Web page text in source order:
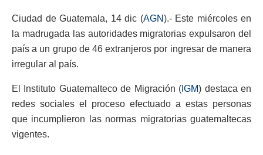
Ciudad de Guatemala, 14 dic (AGN).- Este miércoles en
la madrugada las autoridades migratorias expulsaron del
país a un grupo de 46 extranjeros por ingresar de manera
irregular al país.
El Instituto Guatemalteco de Migración ( IGM) destaca en
redes sociales el proceso efectuado a estas personas
que incumplieron las normas migratorias guatemaltecas
vigentes.